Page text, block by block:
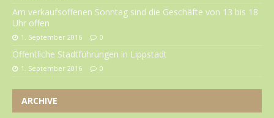
Am verkaufsoffenen Sonntag sind die Geschäfte von 13 bis 18
Uhr offen
1. September 2016 0
Öffentliche Stadtführungen in Lippstadt
1. September 2016 0
ARCHIVE